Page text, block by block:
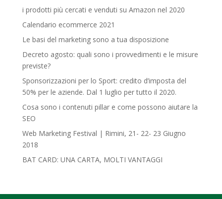
i prodotti più cercati e venduti su Amazon nel 2020
Calendario ecommerce 2021
Le basi del marketing sono a tua disposizione
Decreto agosto: quali sono i provvedimenti e le misure
previste?
Sponsorizzazioni per lo Sport: credito d’imposta del
50% per le aziende. Dal 1 luglio per tutto il 2020.
Cosa sono i contenuti pillar e come possono aiutare la
SEO
Web Marketing Festival | Rimini, 21- 22- 23 Giugno
2018‎
BAT CARD: UNA CARTA, MOLTI VANTAGGI